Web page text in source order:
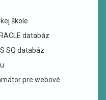
škole
databáz
SQ databáz
pre webové